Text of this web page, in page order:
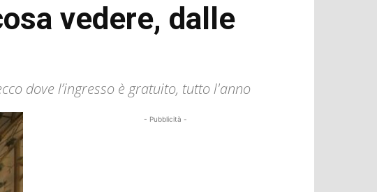
vedere, dalle
dove l’ingresso è gratuito, tutto l'anno
- Pubblicità -